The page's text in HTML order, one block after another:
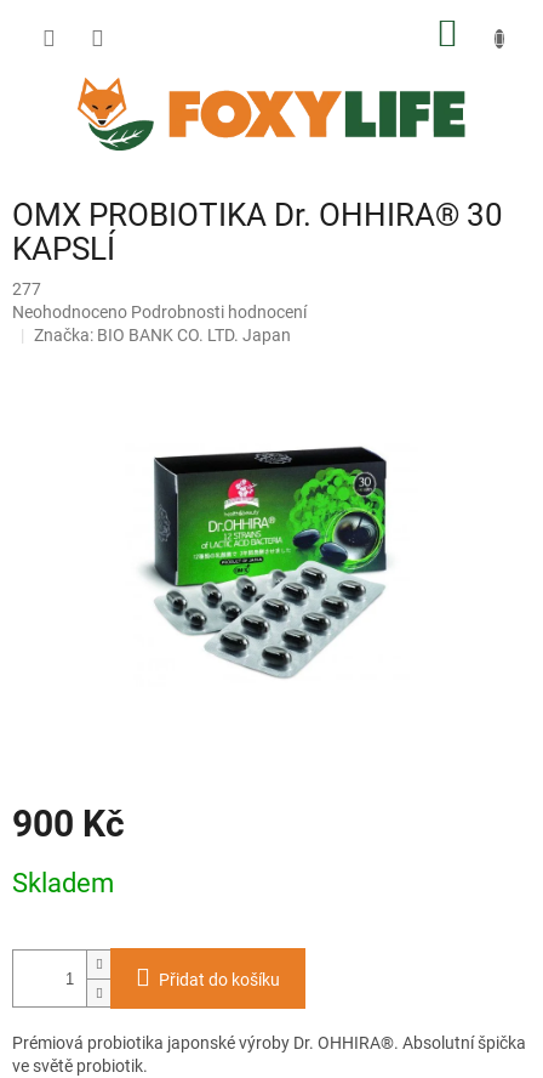
OMX PROBIOTIKA Dr. OHHIRA® 30
KAPSLÍ
277
Průměrné
hodnocení
Neohodnoceno Podrobnosti hodnocení
Značka: BIO BANK CO. LTD. Japan
900 Kč
cena:
Skladem
Přidat do košíku
Prémiová probiotika japonské výroby Dr. OHHIRA®. Absolutní špička
ve světě probiotik.